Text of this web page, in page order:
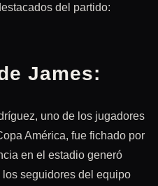
del partido:
James:
uno de los jugadores
América, fue fichado por
en el estadio generó
seguidores del equipo